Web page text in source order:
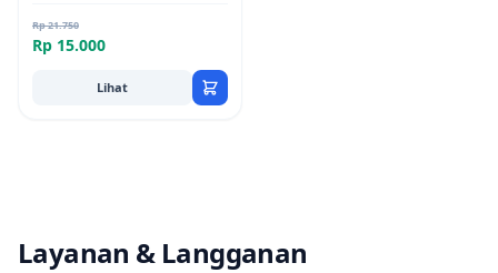
Rp 21.750
Rp 15.000
Lihat
Layanan & Langganan